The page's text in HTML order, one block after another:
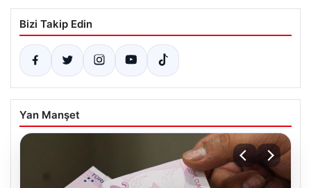
Bizi Takip Edin
Yan Manşet